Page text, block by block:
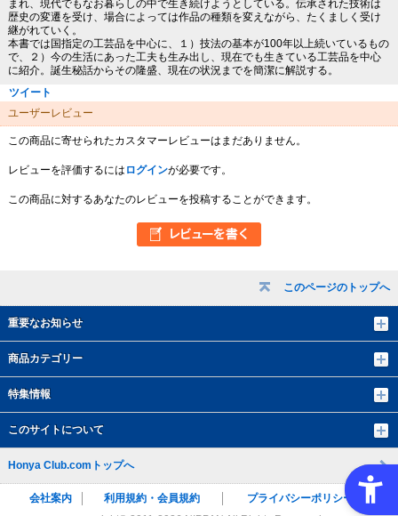
このページのトップへ
重要なお知らせ
商品カテゴリー
特集情報
このサイトについて
まれ、現代でもなお暮らしの中で生き続けようとしている。伝承された技術は
歴史の変遷を受け、場合によっては作品の種類を変えながら、たくましく受け
継がれていく。
本書では国指定の工芸品を中心に、１）技法の基本が100年以上続いているもの
で、２）今の生活にあった工夫も生み出し、現在でも生きている工芸品を中心
に紹介。誕生秘話からその隆盛、現在の状況までを簡潔に解説する。
ツイート
ユーザーレビュー
この商品に寄せられたカスタマーレビューはまだありません。
レビューを評価するには ログインが必要です。
この商品に対するあなたのレビューを投稿することができます。
Honya Club.comトップへ
会社案内 利用規約・会員規約
プライバシーポリシー